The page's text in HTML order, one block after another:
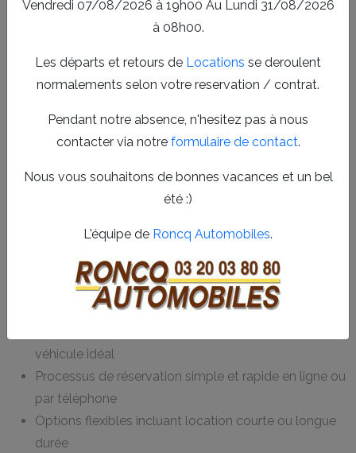
Vendredi 07/08/2026 à 19h00 Au Lundi 31/08/2026
à 08h00.
Les départs et retours de Locations se deroulent
normalements selon votre reservation / contrat.
Pendant notre absence, n'hesitez pas à nous
contacter via notre formulaire de contact.
Nous vous souhaitons de bonnes vacances et un bel
été :)
L'équipe de Roncq Automobiles.
dans un secteur dynamique et accessible.
voitures à Marcq-en-Barœul
location, allant de la voiture citadine au véhicule utilitaire,
parfaitement entretenus pour garantir votre sécurité et
efficacement à toutes les demandes, qu’il s’agisse d’un
déplacement professionnel, d’un déménagement ou d’un
usage personnel.
Véhicules récents et régulièrement entretenus
Tarifs compétitifs adaptés à la durée et au type de
véhicule idéal
Processus de réservation simple et rapide en ligne ou
par téléphone
Options flexibles incluant location courte ou longue
durée